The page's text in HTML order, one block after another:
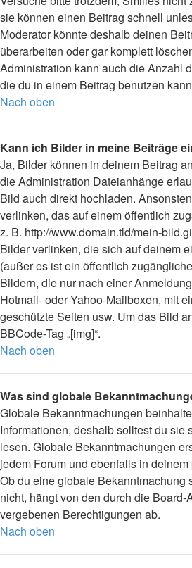
sie können einen Beitrag schnell
Moderator könnte deshalb deinen
überarbeiten oder gar komplett
Administration kann auch die Anzahl
die du in einem Beitrag benutzen
Nach oben
Kann ich Bilder in meine Beiträge
Ja, Bilder können in deinem Beitrag
die Administration Dateianhänge
Bild auch direkt hochladen.
verlinken, das auf einem öffentlich
z. B. http://www.domain.tld/mein-
Bilder verlinken, die sich auf deinem
(außer es ist ein öffentlich
Bildern, die nur nach einer
Hotmail- oder Yahoo-Mailboxen, mit
geschützte Seiten usw. Um das Bild
BBCode-Tag „[img]“.
Nach oben
Was sind globale
Globale Bekanntmachungen
Informationen, deshalb solltest du sie
lesen. Globale Bekanntmachungen
jedem Forum und ebenfalls in
Ob du eine globale Bekanntmachung
nicht, hängt von den durch die Board-
vergebenen Berechtigungen ab.
Nach oben